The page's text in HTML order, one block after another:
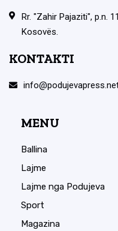
Rr. "Zahir Pajaziti", p.n.
Kosovës.
KONTAKTI
MENU
Ballina
Lajme
Lajme nga Podujeva
Sport
Magazina